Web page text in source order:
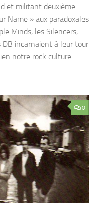
et militant deuxième
Name » aux paradoxales
Minds, les Silencers,
DB incarnaient à leur tour
notre rock culture.
0